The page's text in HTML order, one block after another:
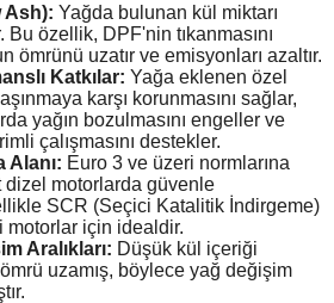
Ash): Yağda bulunan kül miktarı
özellik, DPF'nin tıkanmasını
ömrünü uzatır ve emisyonları azaltır.
Katkılar: Yağa eklenen özel
karşı korunmasını sağlar,
yağın bozulmasını engeller ve
çalışmasını destekler.
Alanı: Euro 3 ve üzeri normlarına
dizel motorlarda güvenle
SCR (Seçici Katalitik İndirgeme)
motorlar için idealdir.
Aralıkları: Düşük kül içeriği
uzamış, böylece yağ değişim